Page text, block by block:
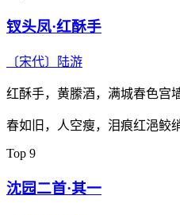
钗头凤·红酥手
〔宋代〕 陆游
红酥手，黄縢酒，满城春色宫
春如旧，人空瘦，泪痕红浥鲛
Top 9
沈园二首·其一